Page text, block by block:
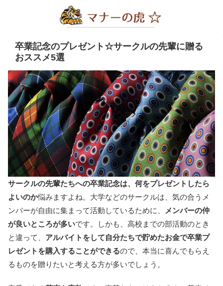
卒業記念のプレゼント☆サークルの先輩に贈る
おススメ5選
サークルの先輩たちへの卒業記念は、何をプレゼントしたら
よいのか悩みますよね。大学などのサークルは、気の合うメ
ンバーが自由に集まって活動しているために、
メンバーの仲
が良いところが多いです。しかも、高校までの部活動のとき
と違って、 アルバイトをして自分たちで貯めたお金で卒業プ
レゼントを購入することができるので、本当に喜んでもらえ
るものを贈りたいと考える方が多いでしょう。